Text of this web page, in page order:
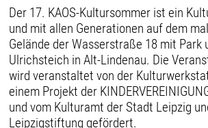
Der 17. KAOS-Kultursommer ist ein
und mit allen Generationen auf dem
Gelände der Wasserstraße 18 mit Park
Ulrichsteich in Alt-Lindenau. Die
wird veranstaltet von der
einem Projekt der
und vom Kulturamt der Stadt Leipzig
Leipzigstiftung gefördert.